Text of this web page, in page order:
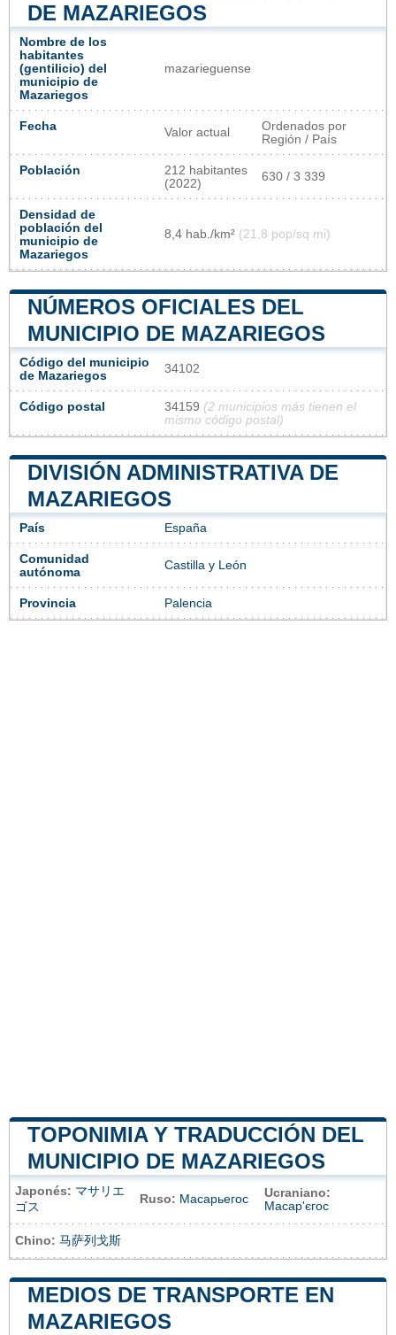
DE MAZARIEGOS
Nombre de los
habitantes
(gentilicio) del
municipio de
Mazariegos
mazarieguense
Fecha Valor actual
Ordenados por
Región / País
Población
212 habitantes
(2022)
630 / 3 339
Densidad de
población del
municipio de
Mazariegos
8,4 hab./km² (21,8 pop/sq mi)
NÚMEROS OFICIALES DEL
MUNICIPIO DE MAZARIEGOS
Código del municipio
de Mazariegos
34102
Código postal 34159 (2 municipios más tienen el
mismo código postal)
DIVISIÓN ADMINISTRATIVA DE
MAZARIEGOS
País España
Comunidad
autónoma
Castilla y León
Provincia Palencia
TOPONIMIA Y TRADUCCIÓN DEL
MUNICIPIO DE MAZARIEGOS
Japonés: マサリエ
ゴス
Ruso: Масарьегос
Ucraniano:
Масар'єгос
Chino: 马萨列戈斯
MEDIOS DE TRANSPORTE EN
MAZARIEGOS